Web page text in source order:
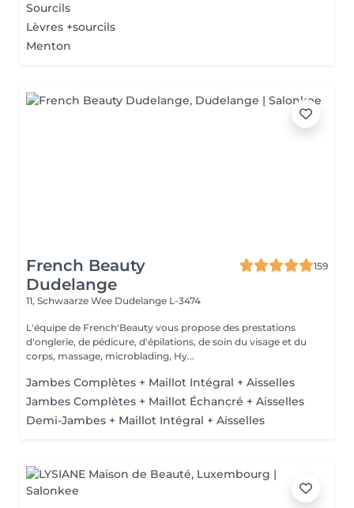
Sourcils
Lèvres +sourcils
Menton
French Beauty
Dudelange
159
11, Schwaarze Wee Dudelange L-3474
L'équipe de French'Beauty vous propose des prestations
d'onglerie, de pédicure, d'épilations, de soin du visage et du
corps, massage, microblading, Hy...
Jambes Complètes + Maillot Intégral + Aisselles
Jambes Complètes + Maillot Échancré + Aisselles
Demi-Jambes + Maillot Intégral + Aisselles